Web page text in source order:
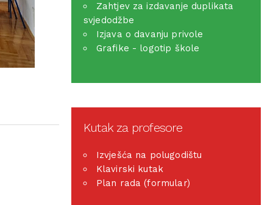
Zahtjev za izdavanje duplikata
svjedodžbe
Izjava o davanju privole
Grafike - logotip škole
Kutak za profesore
Izvješća na polugodištu
Klavirski kutak
Plan rada (formular)